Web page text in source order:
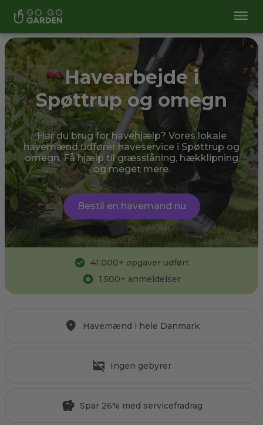
Havearbejde i
Spøttrup og omegn
Har du brug for havehjælp? Vores lokale
havemænd udfører haveservice i Spøttrup og
omegn. Få hjælp til græsslåning, hækklipning
og meget mere.
Bestil en havemand nu
41.000+ opgaver udført
1.500+ anmeldelser
Havemænd i hele Danmark
Ingen gebyrer
Spar 26% med servicefradrag